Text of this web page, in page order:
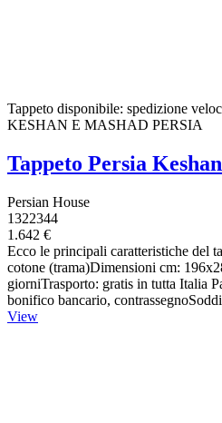
Tappeto disponibile: spedizione
KESHAN E MASHAD PERSIA
Tappeto Persia
Persian House
1322344
1.642 €
Ecco le principali caratteristiche del
cotone (trama)Dimensioni cm:
giorniTrasporto: gratis in tutta Italia
bonifico bancario,
View